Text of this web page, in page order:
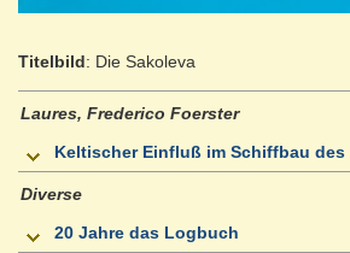
Titelbild: Die Sakoleva
Laures, Frederico Foerster
Keltischer Einfluß im Schiffbau des
Diverse
20 Jahre das Logbuch